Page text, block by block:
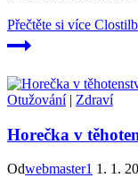
Přečtěte si více
Otužování| Zdraví
Horečka v
Odwebmaster1 1. 1.